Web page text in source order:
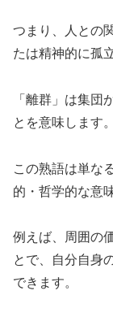
つまり、人との
たは精神的に孤
「離群」は集団
とを意味します。
この熟語は単な
的・哲学的な意
例えば、周囲の
とで、自分自身
できます。